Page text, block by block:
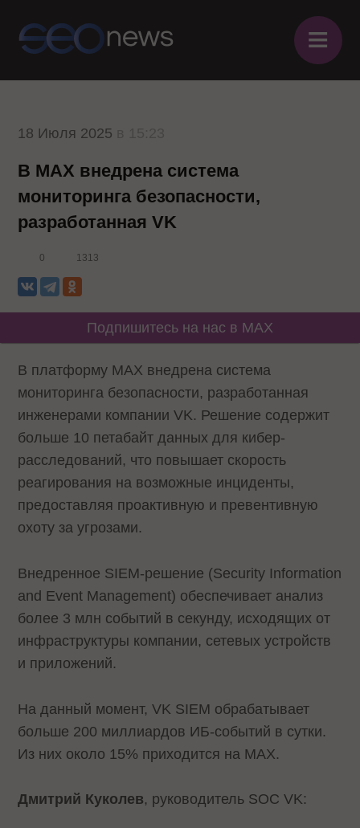
≡
18 Июля 2025
В MAX внедрена система
мониторинга безопасности,
разработанная VK
0 1313
Подпишитесь на нас в MAX
В платформу MAX внедрена система
мониторинга безопасности, разработанная
инженерами компании VK. Решение содержит
больше 10 петабайт данных для кибер-
расследований, что повышает скорость
реагирования на возможные инциденты,
предоставляя проактивную и превентивную
охоту за угрозами.
Внедренное SIEM-решение (Security Information
and Event Management) обеспечивает анализ
более 3 млн событий в секунду, исходящих от
инфраструктуры компании, сетевых устройств
и приложений.
На данный момент, VK SIEM обрабатывает
больше 200 миллиардов ИБ-событий в сутки.
Из них около 15% приходится на MAX.
Дмитрий Куколев, руководитель SOC VK: